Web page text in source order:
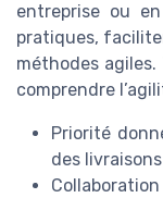
entreprise ou
pratiques,
méthodes
comprendre
Priorité
des